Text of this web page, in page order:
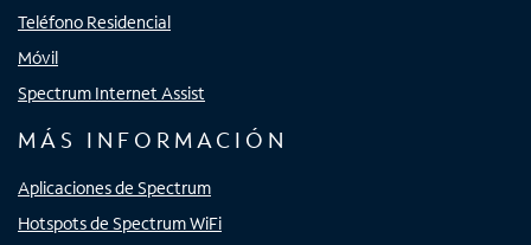
Teléfono Residencial
Móvil
Spectrum Internet Assist
MÁS INFORMACIÓN
Aplicaciones de Spectrum
Hotspots de Spectrum WiFi